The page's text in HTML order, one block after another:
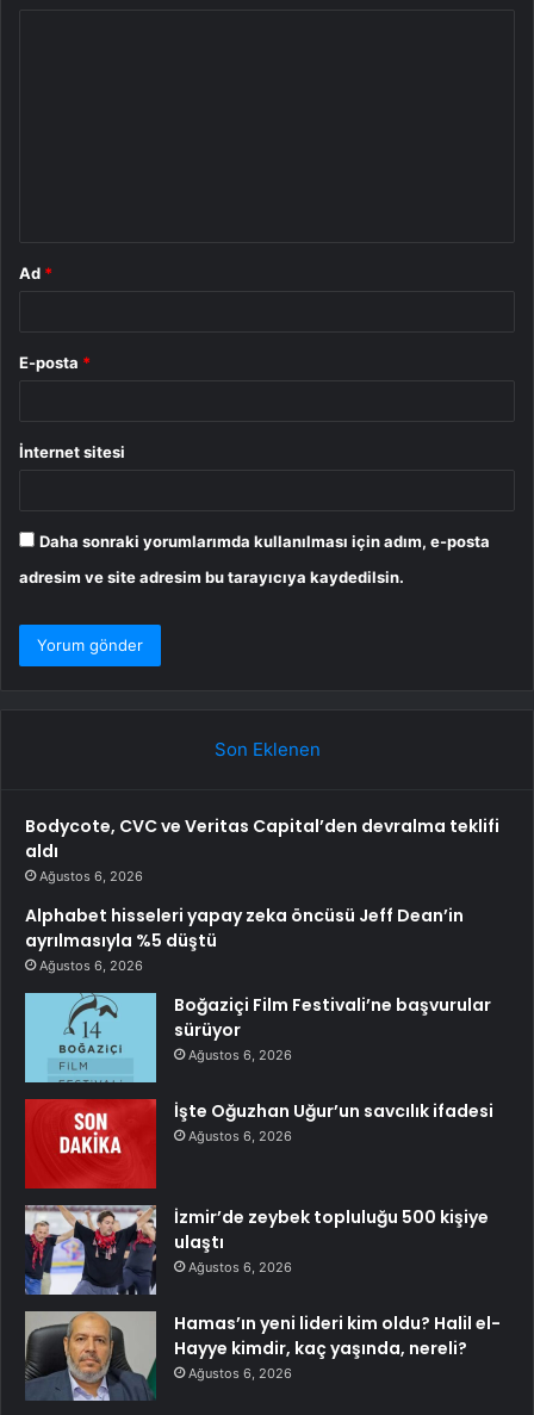
Ad *
E-posta *
İnternet sitesi
Daha sonraki yorumlarımda kullanılması için adım, e-posta
adresim ve site adresim bu tarayıcıya kaydedilsin.
Son Eklenen
Bodycote, CVC ve Veritas Capital’den devralma teklifi
aldı
Ağustos 6, 2026
Alphabet hisseleri yapay zeka öncüsü Jeff Dean’in
ayrılmasıyla %5 düştü
Ağustos 6, 2026
Boğaziçi Film Festivali’ne başvurular
sürüyor
Ağustos 6, 2026
İşte Oğuzhan Uğur’un savcılık ifadesi
Ağustos 6, 2026
İzmir’de zeybek topluluğu 500 kişiye
ulaştı
Ağustos 6, 2026
Hamas’ın yeni lideri kim oldu? Halil el-
Hayye kimdir, kaç yaşında, nereli?
Ağustos 6, 2026